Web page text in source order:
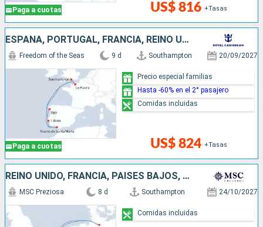
Paga a cuotas US$ 816 +Tasas
ESPAÑA, PORTUGAL, FRANCIA, REINO UNIDO
Paga a cuotas
Freedom of the Seas 9 d Southampton 20/09/2027
US$ 824 +Tasas
Precio especial familias
Hasta -60% en el 2° pasajero
Comidas incluidas
REINO UNIDO, FRANCIA, PAISES BAJOS, BÉLGICA, ALEMANIA
MSC Preziosa 8 d Southampton 24/10/2027
Comidas incluidas